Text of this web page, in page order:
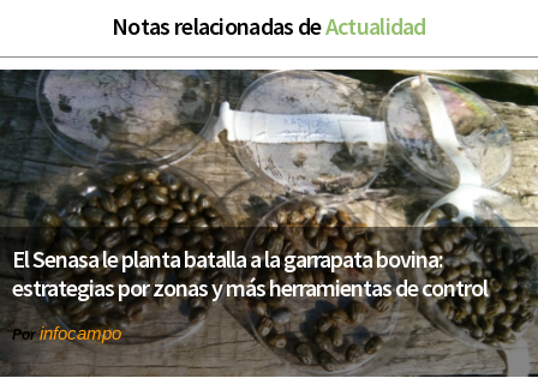
Notas relacionadas deActualidad
El Senasa le planta batalla a la garrapata bovina:
estrategias por zonas y más herramientas de control
Porinfocampo